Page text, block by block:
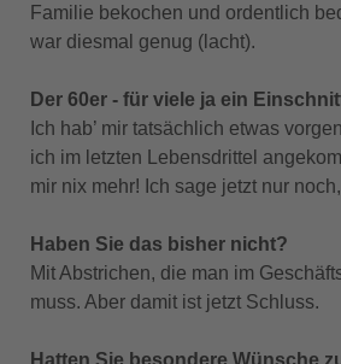
Familie bekochen und ordentlich
war diesmal genug (lacht).
Der 60er - für viele ja ein
Ich hab’ mir tatsächlich etwas
ich im letzten Lebensdrittel
mir nix mehr! Ich sage jetzt nur
Haben Sie das bisher nicht?
Mit Abstrichen, die man im
muss. Aber damit ist jetzt Schluss.
Hatten Sie besondere Wünsche